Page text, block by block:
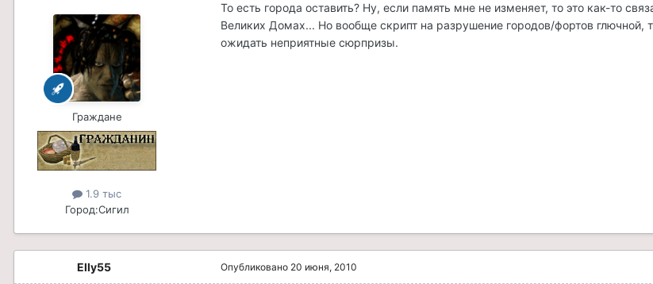
Граждане
1.9 тыс
Город:Сигил
То есть города оставить? Ну, если память мне не изменяет, то это как-то
Великих Домах... Но вообще скрипт на разрушение городов/фортов глючной,
ожидать неприятные сюрпризы.
Elly55 Опубликовано 20 июня, 2010